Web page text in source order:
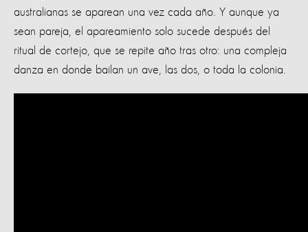
australianas se aparean una vez cada año. Y aunque ya
sean pareja, el apareamiento solo sucede después del
ritual de cortejo, que se repite año tras otro: una compleja
danza en donde bailan un ave, las dos, o toda la colonia.